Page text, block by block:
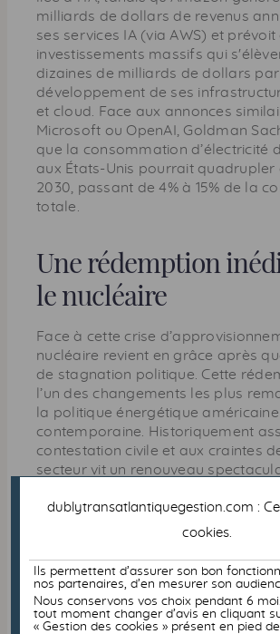
milliards de dollars de revenus
ses services IA (via AWS) et prévoit
investissements massifs qui
dizaines de milliards de dollars
développement de ses
et cloud. Face aux annonces
Microsoft ou OpenAI, Goldman
que la consommation d’électricité
aux États-Unis pourrait quadrupler
2030, passant de 4% à 15% de la
totale.
Une rédemption
le nucléaire
Face à cette crise
nucléaire revient en grâce après
de stagnation politique. Cette
l’un des changements les plus
la politique énergétique américaine
contemporaine. Historiquement
contestation civile et aux craintes
secteur vit un renouveau
Valley, responsables politiques et
technologiques reconnaissent
décarboner tout en fournissant
massive et stable exigée par l’IA.
Oklo, TerraPower (fondée par Bill
Commonwealth Fusion Systems
dublytransatlantiquegestion.com :
cookies.
Ils permettent d’assurer son bon
nos partenaires, d’en mesurer son
Nous conservons vos choix pendant 6
tout moment changer d’avis en cliquant
« Gestion des cookies » présent en pied